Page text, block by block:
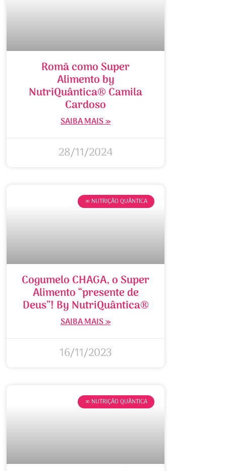
Romã como Super
Alimento by
NutriQuântica® Camila
Cardoso
SAIBA MAIS »
28/11/2024
∞ NUTRIÇÃO QUÂNTICA
Cogumelo CHAGA, o Super
Alimento “presente de
Deus”! By NutriQuântica®
SAIBA MAIS »
16/11/2023
∞ NUTRIÇÃO QUÂNTICA